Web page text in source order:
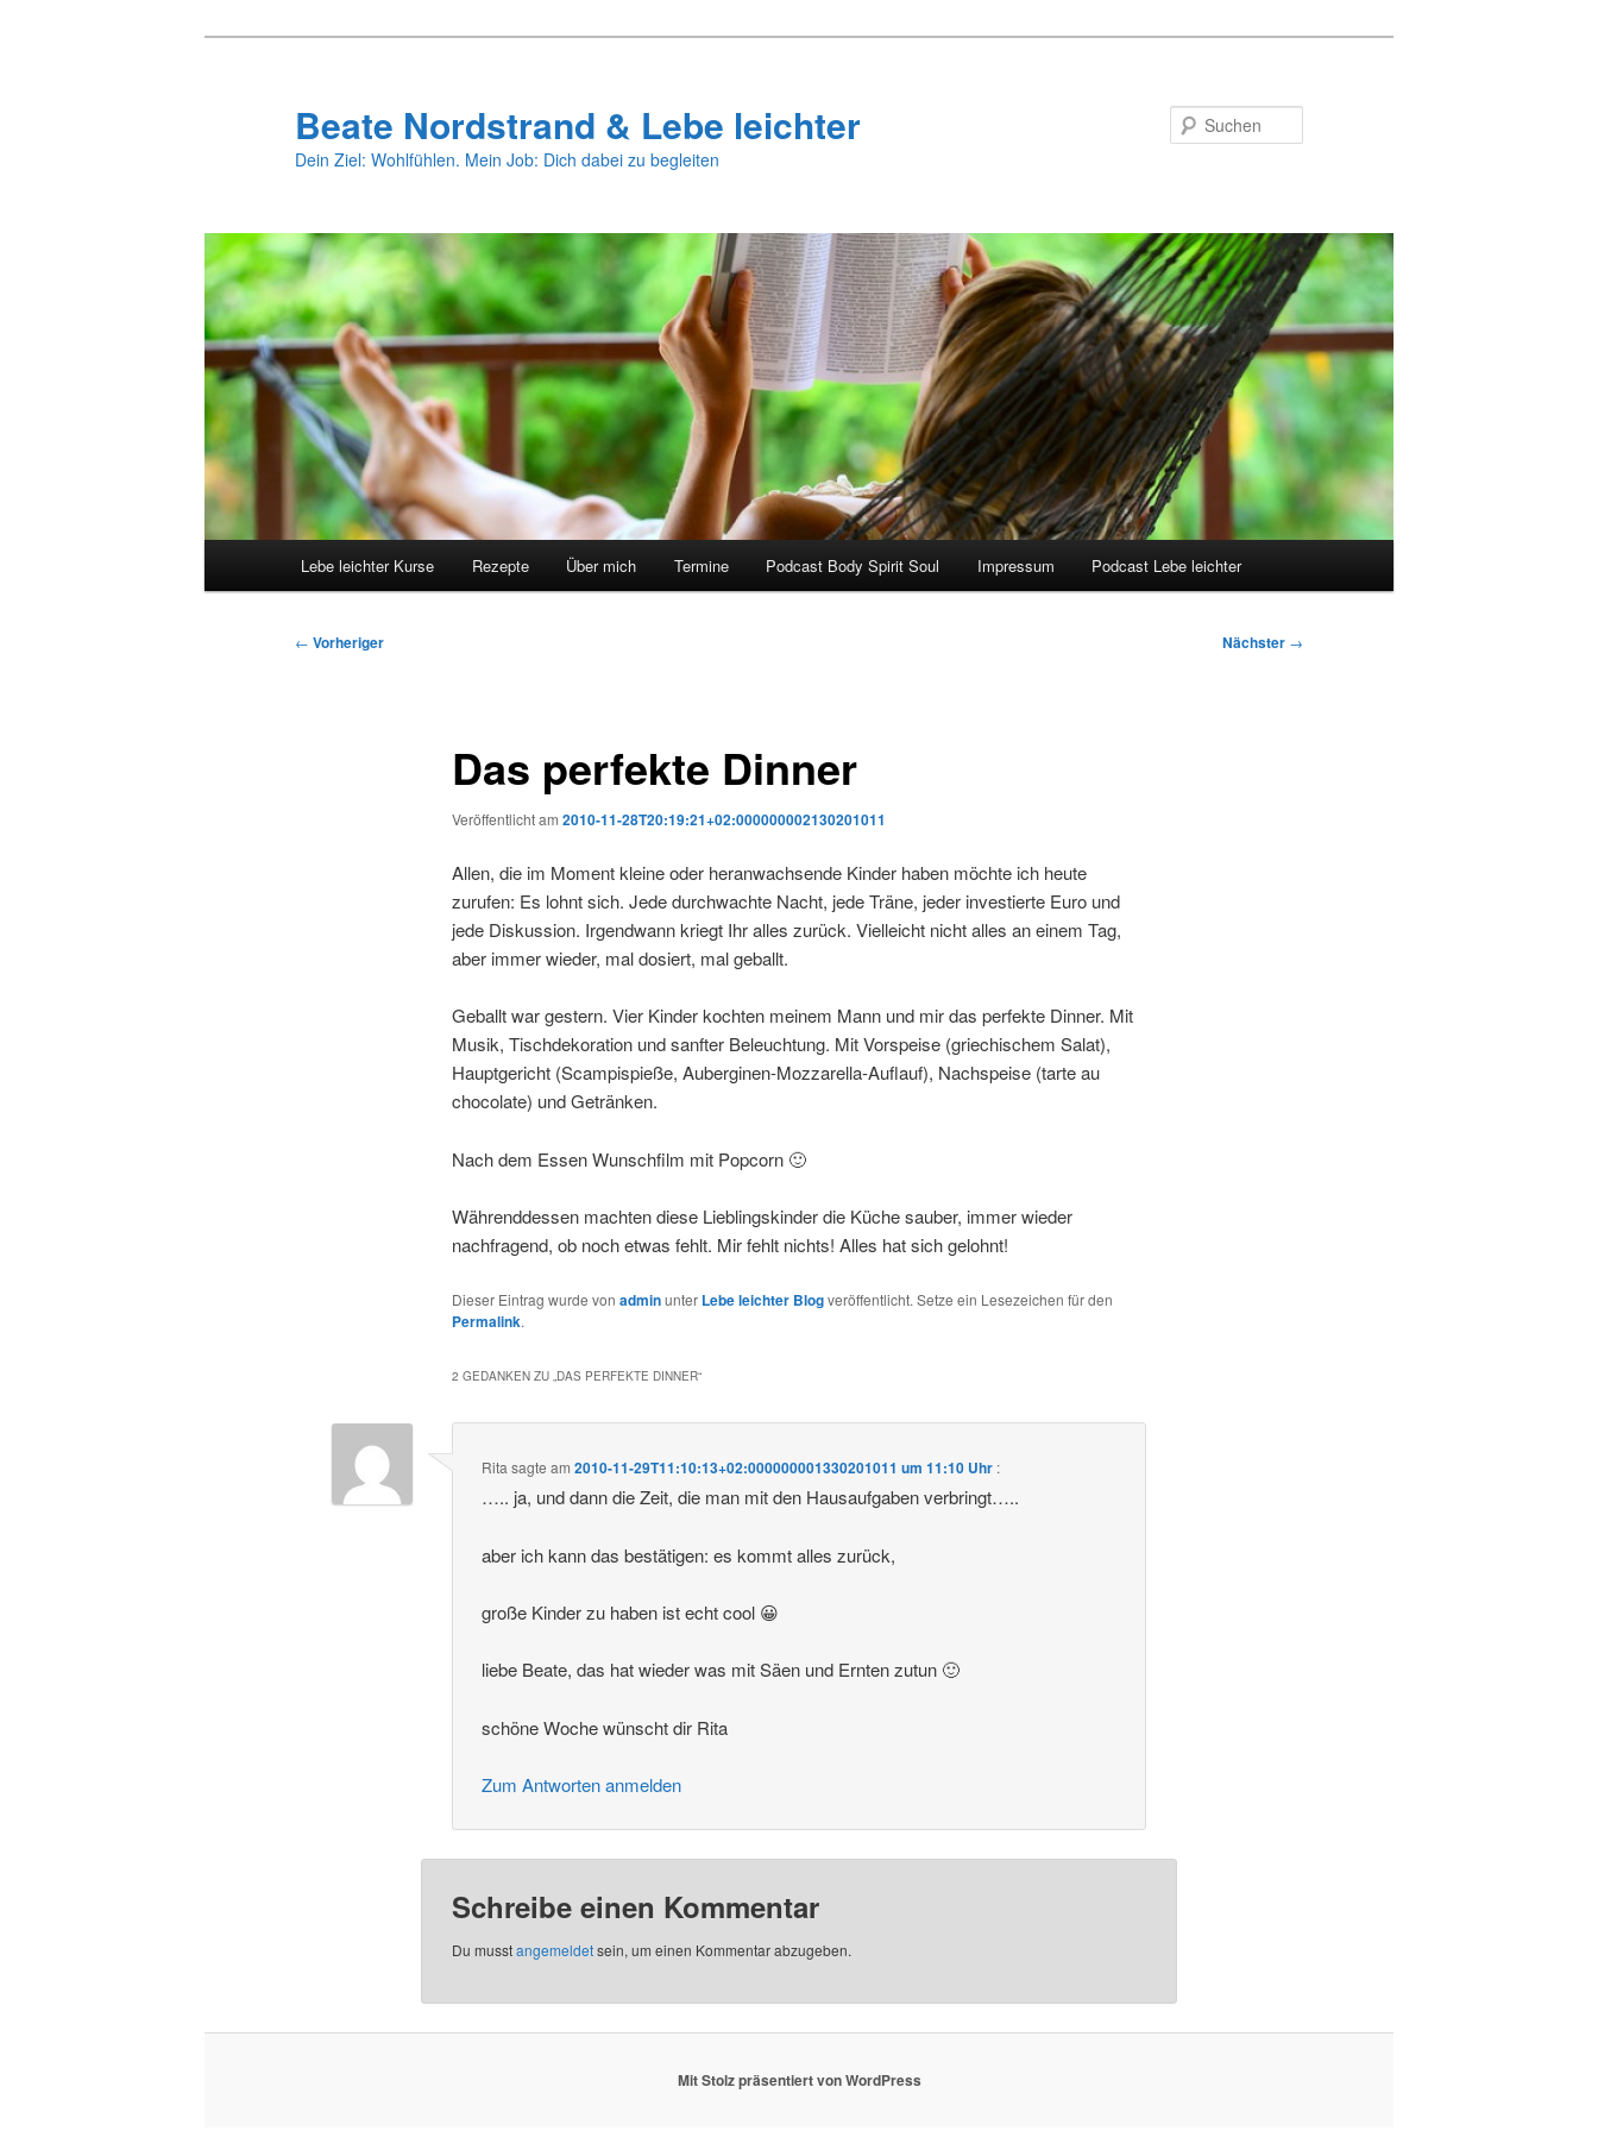
Beate Nordstrand & Lebe leichter
Dein Ziel: Wohlfühlen. Mein Job: Dich dabei zu begleiten
Lebe leichter Kurse Rezepte Über mich Termine Podcast Body Spirit Soul Impressum Podcast Lebe leichter
Beitragsnavigation
← Vorheriger Nächster →
Das perfekte Dinner
Veröffentlicht am 2010-11-28T20:19:21+02:000000002130201011
Allen, die im Moment kleine oder heranwachsende Kinder haben möchte ich heute
zurufen: Es lohnt sich. Jede durchwachte Nacht, jede Träne, jeder investierte Euro und
jede Diskussion. Irgendwann kriegt Ihr alles zurück. Vielleicht nicht alles an einem Tag,
aber immer wieder, mal dosiert, mal geballt.
Geballt war gestern. Vier Kinder kochten meinem Mann und mir das perfekte Dinner. Mit
Musik, Tischdekoration und sanfter Beleuchtung. Mit Vorspeise (griechischem Salat),
Hauptgericht (Scampispieße, Auberginen-Mozzarella-Auflauf), Nachspeise (tarte au
chocolate) und Getränken.
Nach dem Essen Wunschfilm mit Popcorn 🙂
Währenddessen machten diese Lieblingskinder die Küche sauber, immer wieder
nachfragend, ob noch etwas fehlt. Mir fehlt nichts! Alles hat sich gelohnt!
Dieser Eintrag wurde von adminunter Lebe leichter Blogveröffentlicht. Setze ein Lesezeichen für den
Permalink.
2 GEDANKEN ZU „DAS PERFEKTE DINNER“
Rita sagte am2010-11-29T11:10:13+02:000000001330201011 um 11:10 Uhr :
….. ja, und dann die Zeit, die man mit den Hausaufgaben verbringt…..
aber ich kann das bestätigen: es kommt alles zurück,
große Kinder zu haben ist echt cool 😀
liebe Beate, das hat wieder was mit Säen und Ernten zutun 🙂
schöne Woche wünscht dir Rita
Zum Antworten anmelden
Schreibe einen Kommentar
Du musstangemeldetsein, um einen Kommentar abzugeben.
Mit Stolz präsentiert von WordPress